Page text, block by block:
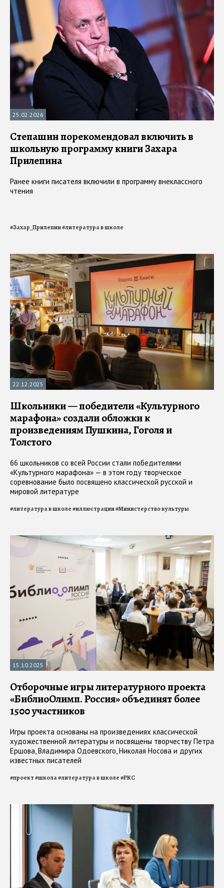
25.02.2026
Степашин порекомендовал включить в
школьную программу книги Захара
Прилепина
Ранее книги писателя включили в программу внеклассного
чтения
#Захар_Прилепин#литература в школе
22.12.2025
Школьники — победители «Культурного
марафона» создали обложки к
произведениям Пушкина, Гоголя и
Толстого
66 школьников со всей России стали победителями
«Культурного марафона» — в этом году творческое
соревнование было посвящено классической русской и
мировой литературе
#литература в школе#иллюстрации#Министерство культуры
15.10.2025
Отборочные игры литературного проекта
«БиблиоОлимп. Россия» объединят более
1500 участников
Игры проекта основаны на произведениях классической
художественной литературы и посвящены творчеству Петра
Ершова, Владимира Одоевского, Николая Носова и других
известных писателей
#проект#школа#литература в школе#РКС